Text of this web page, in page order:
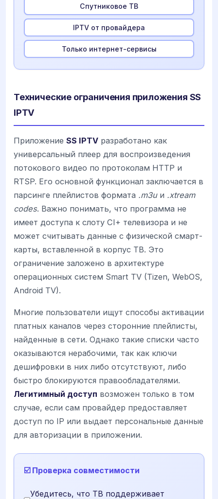
Спутниковое ТВ
IPTV от провайдера
Только интернет-сервисы
Технические ограничения приложения SS
IPTV
Приложение SS IPTV разработано как
универсальный плеер для воспроизведения
потокового видео по протоколам HTTP и
RTSP. Его основной функционал заключается в
парсинге плейлистов формата .m3uи .xtream
codes. Важно понимать, что программа не
имеет доступа к слоту CI+ телевизора и не
может считывать данные с физической смарт-
карты, вставленной в корпус ТВ. Это
ограничение заложено в архитектуре
операционных систем Smart TV (Tizen, WebOS,
Android TV).
Многие пользователи ищут способы активации
платных каналов через сторонние плейлисты,
найденные в сети. Однако такие списки часто
оказываются нерабочими, так как ключи
дешифровки в них либо отсутствуют, либо
быстро блокируются правообладателями.
Легитимный доступ возможен только в том
случае, если сам провайдер предоставляет
доступ по IP или выдает персональные данные
для авторизации в приложении.
☑️ Проверка совместимости
Убедитесь, что ТВ поддерживает